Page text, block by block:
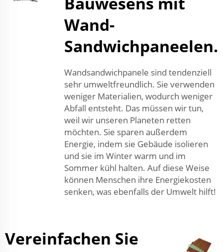
Wand-
Sandwichpaneelen.
Wandsandwichpanele sind tendenziell
sehr umweltfreundlich. Sie verwenden
weniger Materialien, wodurch weniger
Abfall entsteht. Das müssen wir tun,
weil wir unseren Planeten retten
möchten. Sie sparen außerdem
Energie, indem sie Gebäude isolieren
und sie im Winter warm und im
Sommer kühl halten. Auf diese Weise
können Menschen ihre Energiekosten
senken, was ebenfalls der Umwelt hilft!
Vereinfachen Sie